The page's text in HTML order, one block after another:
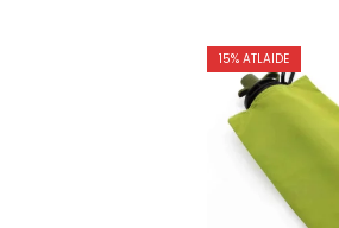
15% ATLAIDE